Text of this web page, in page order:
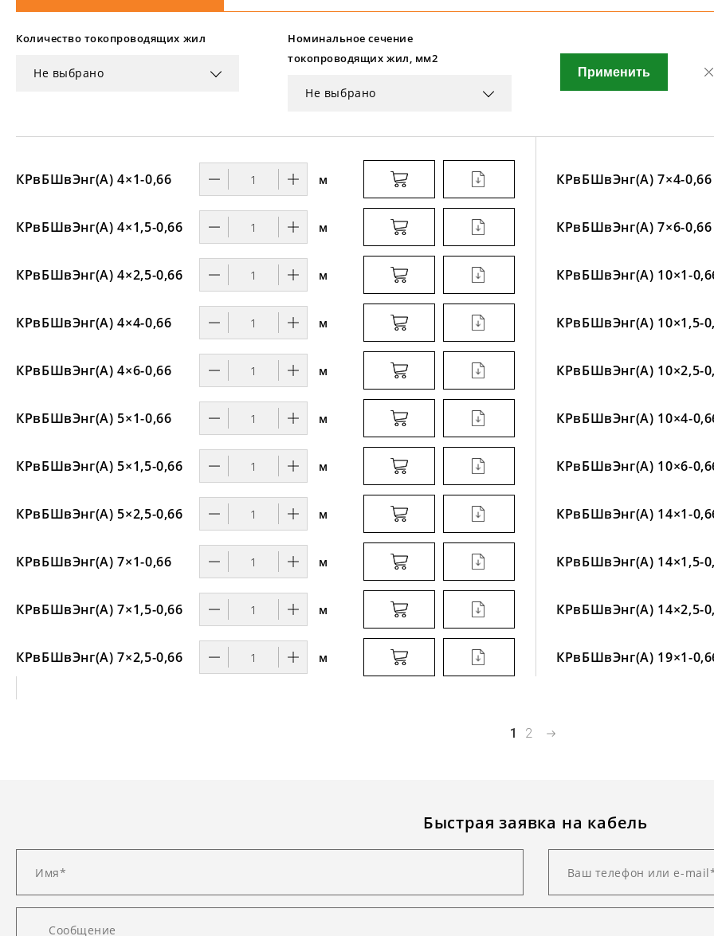
Количество токопроводящих жил
Не выбрано
Номинальное сечение
токопроводящих жил, мм2
Не выбрано
Применить
КРвБШвЭнг(А) 4×1-0,66 м
КРвБШвЭнг(А) 4×1,5-0,66 м
КРвБШвЭнг(А) 4×2,5-0,66 м
КРвБШвЭнг(А) 4×4-0,66 м
КРвБШвЭнг(А) 4×6-0,66 м
КРвБШвЭнг(А) 5×1-0,66 м
КРвБШвЭнг(А) 5×1,5-0,66 м
КРвБШвЭнг(А) 5×2,5-0,66 м
КРвБШвЭнг(А) 7×1-0,66 м
КРвБШвЭнг(А) 7×1,5-0,66 м
КРвБШвЭнг(А) 7×2,5-0,66 м
КРвБШвЭнг(А) 7×4-0,66
КРвБШвЭнг(А) 7×6-0,66
КРвБШвЭнг(А) 10×1-
КРвБШвЭнг(А) 10×1,5-
КРвБШвЭнг(А) 10×2,5-
КРвБШвЭнг(А) 10×4-
КРвБШвЭнг(А) 10×6-
КРвБШвЭнг(А) 14×1-
КРвБШвЭнг(А) 14×1,5-
КРвБШвЭнг(А) 14×2,5-
КРвБШвЭнг(А) 19×1-
1 2
Быстрая заявка на кабель